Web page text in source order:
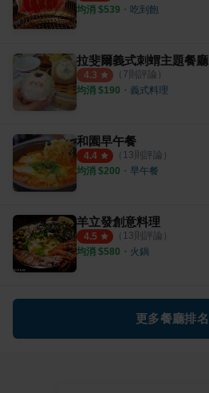
均消 $539 ・ 吃到飽
拉斐爾義式刺蝟主題餐廳
4.3 （ 7則評論）
均消 $190 ・ 義式料理
和園早午餐
4.4 （ 13則評論）
均消 $200 ・ 早午餐
羊立發創意料理
4.5 （ 13則評論）
均消 $580 ・ 火鍋
更多餐廳排名